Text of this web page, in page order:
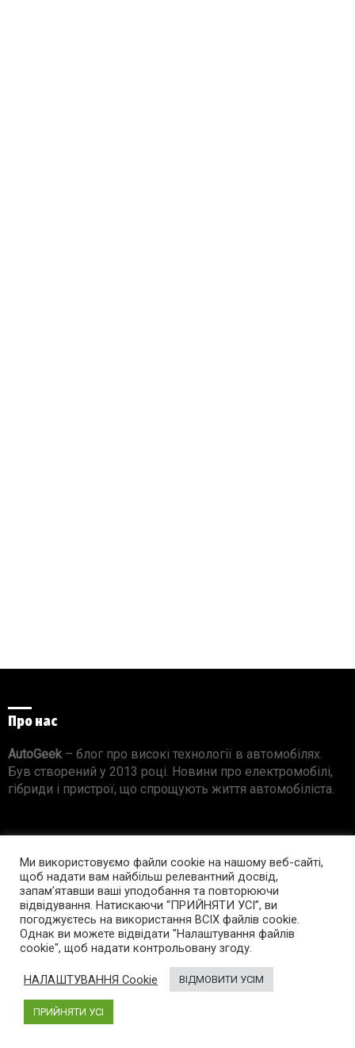
Про нас
AutoGeek – блог про високі технології в автомобілях.
Був створений у 2013 році. Новини про електромобілі,
гібриди і пристрої, що спрощують життя автомобіліста.
Про проект
Реклама на сайті
Правила використання матеріалів
Підпишись на AutoGeek!
facebook
Ми використовуємо файли cookie на нашому веб-сайті,
щоб надати вам найбільш релевантний досвід,
запам’ятавши ваші уподобання та повторюючи
відвідування. Натискаючи “ПРИЙНЯТИ УСІ”, ви
погоджуєтесь на використання ВСІХ файлів cookie.
Однак ви можете відвідати "Налаштування файлів
cookie", щоб надати контрольовану згоду.
НАЛАШТУВАННЯ Cookie ВІДМОВИТИ УСІМ
ПРИЙНЯТИ УСІ